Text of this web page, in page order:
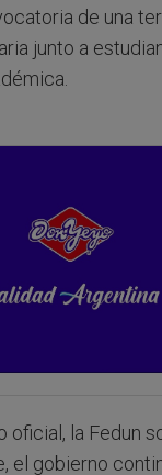
de una
junto a
oficial, la Fedun
el gobierno